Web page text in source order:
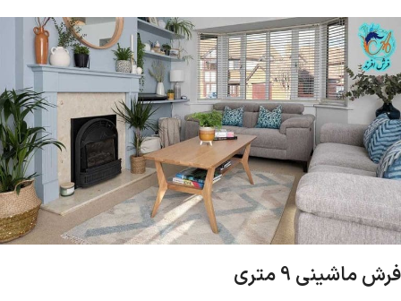
فرش ماشینی 9 متری